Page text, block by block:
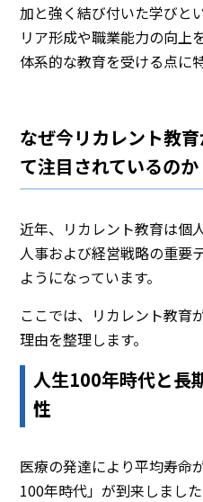
加と強く結び付いた学びと
リア形成や職業能力の向上
体系的な教育を受ける点に
なぜ今リカレント教
て注目されているのか
近年、リカレント教育は個
人事および経営戦略の重要
ようになっています。
ここでは、リカレント教育
理由を整理します。
人生100年時代と長
性
医療の発達により平均寿命
100年時代」が到来しまし